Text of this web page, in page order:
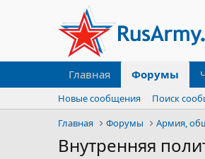
Главная Форумы
Новые сообщения
Поиск
Главная
Форумы Армия,
Внутренняя